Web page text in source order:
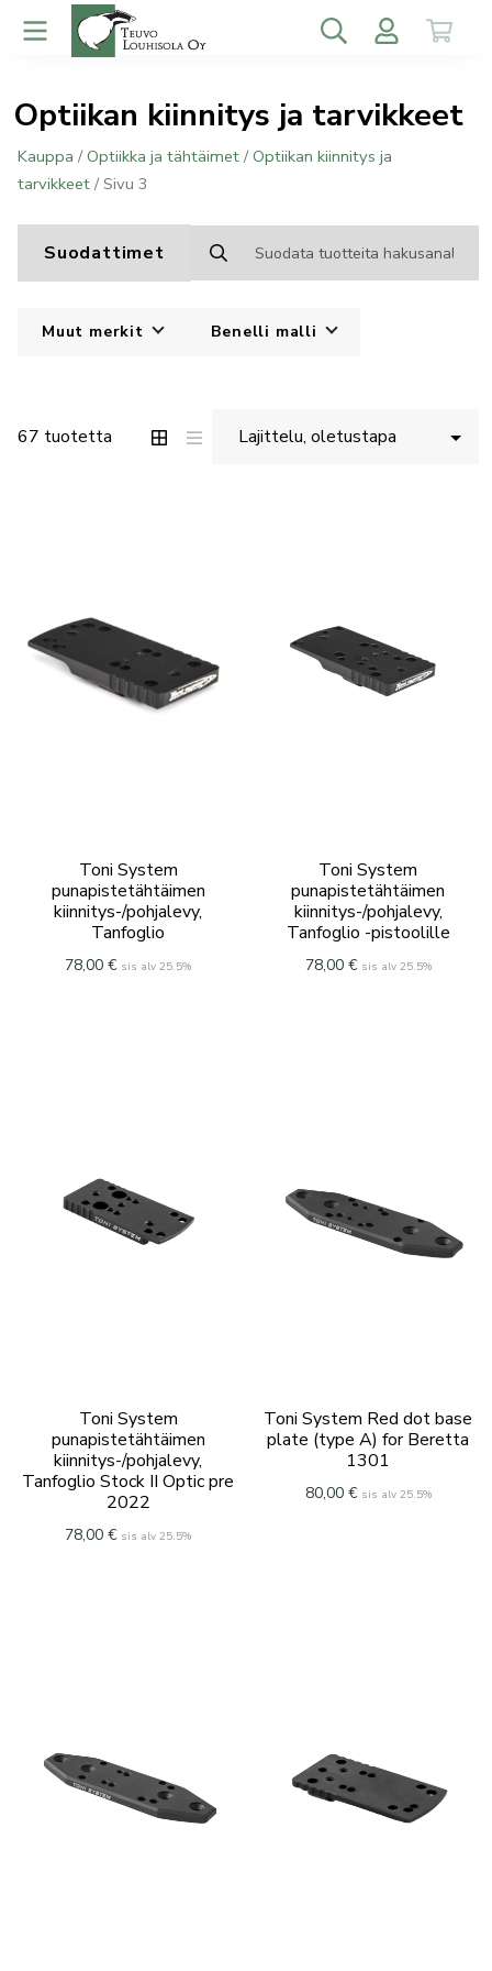
Optiikan kiinnitys ja tarvikkeet
Kauppa / Optiikka ja tähtäimet / Optiikan kiinnitys ja
tarvikkeet / Sivu 3
Suodattimet
Muut merkit Benelli malli
67 tuotetta
Toni System
punapistetähtäimen
kiinnitys-/pohjalevy,
Tanfoglio
78,00€ sis alv 25.5%
Toni System
punapistetähtäimen
kiinnitys-/pohjalevy,
Tanfoglio -pistoolille
78,00 € sis alv 25.5%
Toni System
punapistetähtäimen
kiinnitys-/pohjalevy,
Tanfoglio Stock II Optic pre
2022
78,00€ sis alv 25.5%
Toni System Red dot base
plate (type A) for Beretta
1301
80,00 € sis alv 25.5%